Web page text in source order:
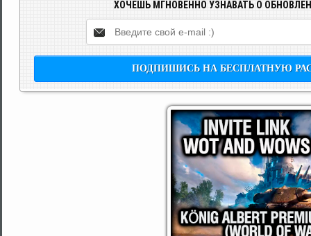
ХОЧЕШЬ МГНОВЕННО УЗНАВАТЬ О